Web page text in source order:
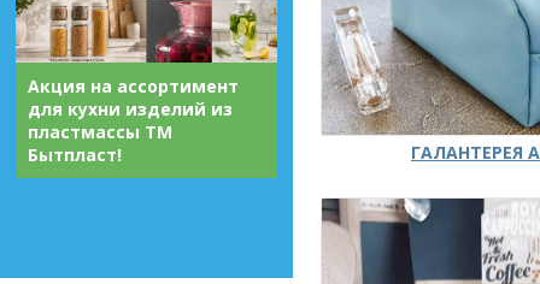
Акция на ассортимент
для кухни изделий из
пластмассы ТМ
Бытпласт!
ГАЛАНТЕРЕЯ